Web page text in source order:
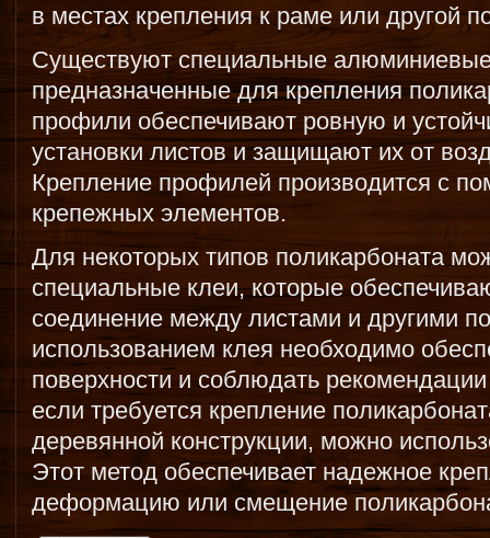
в местах крепления к раме или другой
Существуют специальные
предназначенные для крепления
профили обеспечивают ровную и
установки листов и защищают их от
Крепление профилей производится с
крепежных элементов.
Для некоторых типов поликарбоната
специальные клеи, которые
соединение между листами и другими
использованием клея необходимо
поверхности и соблюдать
если требуется крепление
деревянной конструкции, можно
Этот метод обеспечивает надежное
деформацию или смещение